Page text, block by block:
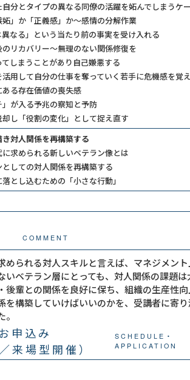
自分とタイプの異なる同僚の活躍を妬んでしまうケ
」か「正義感」か～感情の分解作業
なる」という当たり前の事実を受け入れる
リカバリー～無理のない関係修復を
てしまうことがあり自己嫌悪する
活用して自分の仕事を奪っていく若手に危機感を覚
る存在価値の喪失感
が入る予兆の察知と予防
し「役割の変化」として捉え直す
対人関係を再構築する
に求められる新しいベテラン像とは
としての対人関係を再構築する
落とし込むための「小さな行動」
COMMENT
められる対人スキルと言えば、マネジメン
ベテラン層にとっても、対人関係の課題は
後輩との関係を良好に保ち、組織の生産性
を構築していけばいいのかを、受講者に寄
申込み
来場型開催）
SCHEDULE・
APPLICATION